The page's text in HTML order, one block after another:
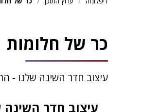
כר של חלומות
עיצוב חדר השינה שלנו -
עיצוב חדר השינה